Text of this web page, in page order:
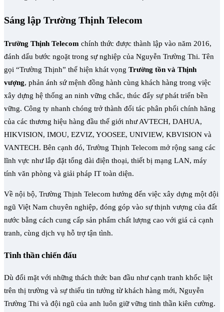
Sáng lập Trường Thịnh Telecom
Trường Thịnh Telecom chính thức được thành lập vào năm 2016,
đánh dấu bước ngoặt trong sự nghiệp của Nguyễn Trường Thi. Tên
gọi “Trường Thịnh” thể hiện khát vọng Trường tồn và Thịnh
vượng, phản ánh sứ mệnh đồng hành cùng khách hàng trong việc
xây dựng hệ thống an ninh vững chắc, thúc đẩy sự phát triển bền
vững. Công ty nhanh chóng trở thành đối tác phân phối chính hãng
của các thương hiệu hàng đầu thế giới như AVTECH, DAHUA,
HIKVISION, IMOU, EZVIZ, YOOSEE, UNIVIEW, KBVISION và
VANTECH. Bên cạnh đó, Trường Thịnh Telecom mở rộng sang các
lĩnh vực như lắp đặt tổng đài điện thoại, thiết bị mạng LAN, máy
tính văn phòng và giải pháp IT toàn diện.
Về nội bộ, Trường Thịnh Telecom hướng đến việc xây dựng một đội
ngũ Việt Nam chuyên nghiệp, đóng góp vào sự thịnh vượng của đất
nước bằng cách cung cấp sản phẩm chất lượng cao với giá cả cạnh
tranh, cùng dịch vụ hỗ trợ tận tình.
Tinh thần chiến đấu
Dù đối mặt với những thách thức ban đầu như cạnh tranh khốc liệt
trên thị trường và sự thiếu tin tưởng từ khách hàng mới, Nguyễn
Trường Thi và đội ngũ của anh luôn giữ vững tinh thần kiên cường.